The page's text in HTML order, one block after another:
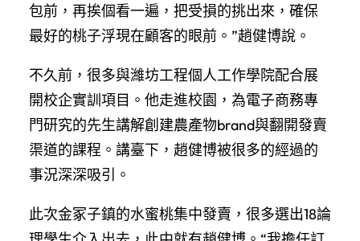
包前，再挨個看一遍，把受損的挑出來，確保
最好的桃子浮現在顧客的眼前。”趙健博說。
不久前，很多與濰坊工程個人工作學院配合展
開校企實訓項目。他走進校園，為電子商務專
門研究的先生講解創建農產物brand與翻開發賣
渠道的課程。講臺下，趙健博被很多的經過的
事況深深吸引。
此次金冢子鎮的水蜜桃集中發賣，很多選出18論